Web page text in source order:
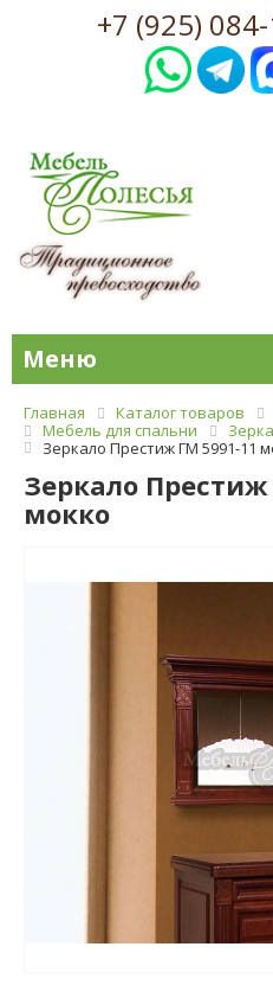
+7 (925)
Меню
Главная Каталог товаров
Мебель для спальни
Зеркало Престиж ГМ 5991-11
Зеркало Престиж
мокко